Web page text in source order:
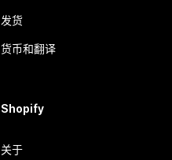
发货
货币和翻译
Shopify
关于